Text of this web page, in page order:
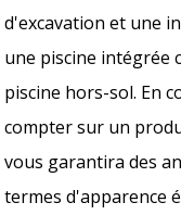
d'excavation et une
une piscine intégrée
piscine hors-sol. En
compter sur un
vous garantira des
termes d'apparence